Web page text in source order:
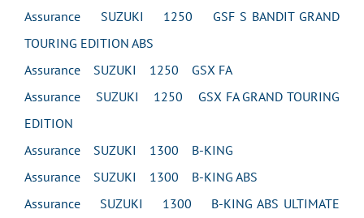
Assurance SUZUKI 1250 GSF S BANDIT GRAND
TOURING EDITION ABS
Assurance SUZUKI 1250 GSX FA
Assurance SUZUKI 1250 GSX FA GRAND TOURING
EDITION
Assurance SUZUKI 1300 B-KING
Assurance SUZUKI 1300 B-KING ABS
Assurance SUZUKI 1300 B-KING ABS ULTIMATE